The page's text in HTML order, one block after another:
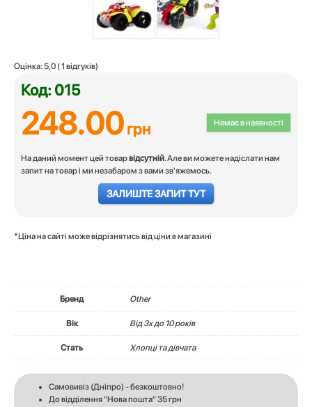
Оцінка: 5,0 (1 відгуків)
Код: 015
Немає в наявності
248.00грн
На даний момент цей товарвідсутній. Але ви можете надіслати нам
запит на товар і ми незабаром з вами зв'яжемось.
ЗАЛИШТЕ ЗАПИТ ТУТ
*Ціна на сайті може відрізнятись від ціни в магазині
Бренд Other
Вік Вiд 3х до 10 років
Стать Хлопці та дівчата
Самовивіз (Дніпро) - безкоштовно!
До відділення "Нова пошта" 35 грн